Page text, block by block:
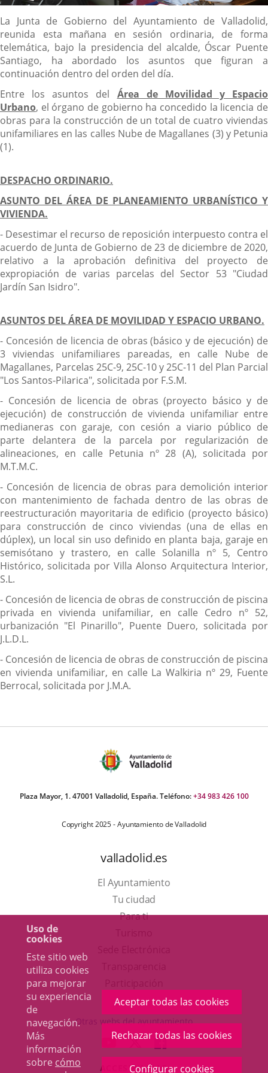
Uso de
cookies
Este sitio web
utiliza cookies
para mejorar
su experiencia
de
navegación.
Más
información
sobre cómo
Aceptar todas las cookies
Rechazar todas las cookies
Configurar cookies
Descripción
La Junta de Gobierno del Ayuntamiento de Valladolid,
reunida esta mañana en sesión ordinaria, de forma
telemática, bajo la presidencia del alcalde, Óscar Puente
Santiago, ha abordado los asuntos que figuran a
continuación dentro del orden del día.
Entre los asuntos del Área de Movilidad y Espacio
Urbano, el órgano de gobierno ha concedido la licencia de
obras para la construcción de un total de cuatro viviendas
unifamiliares en las calles Nube de Magallanes (3) y Petunia
(1).
DESPACHO ORDINARIO.
ASUNTO DEL ÁREA DE PLANEAMIENTO URBANÍSTICO Y
VIVIENDA.
- Desestimar el recurso de reposición interpuesto contra el
acuerdo de Junta de Gobierno de 23 de diciembre de 2020,
relativo a la aprobación definitiva del proyecto de
expropiación de varias parcelas del Sector 53 "Ciudad
Jardín San Isidro".
ASUNTOS DEL ÁREA DE MOVILIDAD Y ESPACIO URBANO.
- Concesión de licencia de obras (básico y de ejecución) de
3 viviendas unifamiliares pareadas, en calle Nube de
Magallanes, Parcelas 25C-9, 25C-10 y 25C-11 del Plan Parcial
"Los Santos-Pilarica", solicitada por F.S.M.
- Concesión de licencia de obras (proyecto básico y de
ejecución) de construcción de vivienda unifamiliar entre
medianeras con garaje, con cesión a viario público de
parte delantera de la parcela por regularización de
alineaciones, en calle Petunia nº 28 (A), solicitada por
M.T.M.C.
- Concesión de licencia de obras para demolición interior
con mantenimiento de fachada dentro de las obras de
reestructuración mayoritaria de edificio (proyecto básico)
para construcción de cinco viviendas (una de ellas en
dúplex), un local sin uso definido en planta baja, garaje en
semisótano y trastero, en calle Solanilla nº 5, Centro
Histórico, solicitada por Villa Alonso Arquitectura Interior,
S.L.
- Concesión de licencia de obras de construcción de piscina
privada en vivienda unifamiliar, en calle Cedro nº 52,
urbanización "El Pinarillo", Puente Duero, solicitada por
J.L.D.L.
- Concesión de licencia de obras de construcción de piscina
en vivienda unifamiliar, en calle La Walkiria nº 29, Fuente
Berrocal, solicitada por J.M.A.
Plaza Mayor, 1. 47001 Valladolid, España. Teléfono:+34 983 426 100
Copyright 2025 - Ayuntamiento de Valladolid
valladolid.es
El Ayuntamiento
Tu ciudad
Para ti
en
una
ventana
nueva.
aplicación
externa.
Otras webs del ayuntamiento
ENLACE
A
ENLACE
A
ENLACE
A
ACCESIBILIDAD